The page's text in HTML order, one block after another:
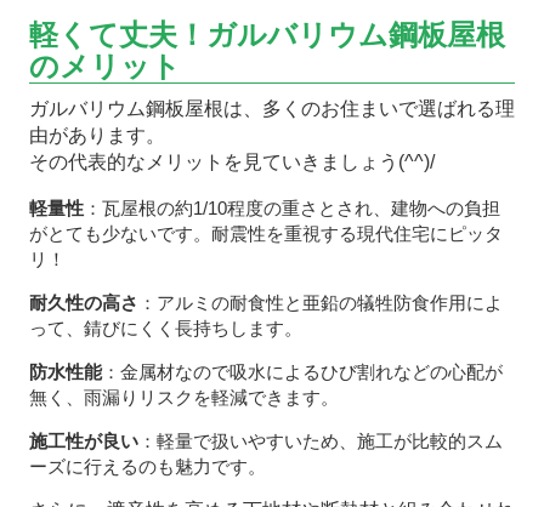
軽くて丈夫！ガルバリウム鋼板屋根
のメリット
ガルバリウム鋼板屋根は、多くのお住まいで選ばれる理
由があります。
その代表的なメリットを見ていきましょう(^^)/
軽量性：瓦屋根の約1/10程度の重さとされ、建物への負担
がとても少ないです。耐震性を重視する現代住宅にピッタ
リ！
耐久性の高さ ：アルミの耐食性と亜鉛の犠牲防食作用によ
って、錆びにくく長持ちします。
防水性能：金属材なので吸水によるひび割れなどの心配が
無く、雨漏りリスクを軽減できます。
施工性が良い：軽量で扱いやすいため、施工が比較的スム
ーズに行えるのも魅力です。